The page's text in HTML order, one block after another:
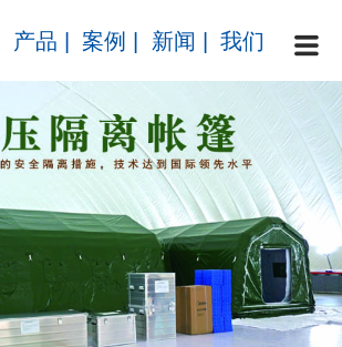
产品 案例 新闻 我们